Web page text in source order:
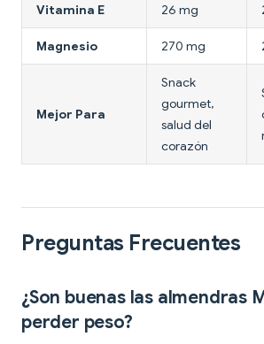
Vitamina E 26 mg
Magnesio 270 mg
Mejor Para
Snack
gourmet,
salud del
corazón
Preguntas Frecuentes
¿Son buenas las almendras
perder peso?